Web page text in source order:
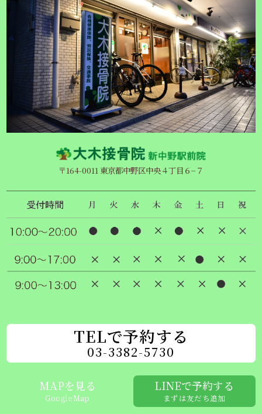
〒164-0011 東京都中野区中央４丁目６−７
TELで予約する
03-3382-5730
MAPを見る
GoogleMap
LINEで予約する
まずは友だち追加